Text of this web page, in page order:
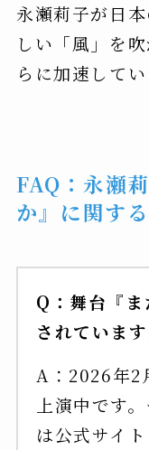
永瀬莉子が日
しい「風」を
らに加速してい
FAQ：永瀬
か』に関す
Q：舞台『
されています
A：2026年2
上演中です
は公式サイ